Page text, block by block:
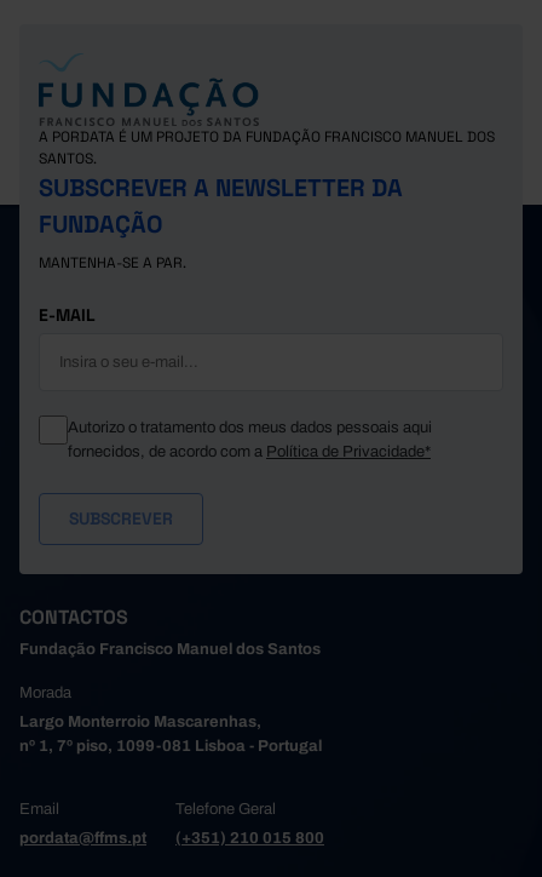
A PORDATA É UM PROJETO DA FUNDAÇÃO FRANCISCO MANUEL DOS
SANTOS.
SUBSCREVER A NEWSLETTER DA
FUNDAÇÃO
MANTENHA-SE A PAR.
E-MAIL
Autorizo o tratamento dos meus dados pessoais aqui
fornecidos, de acordo com a Política de Privacidade*
CONTACTOS
Fundação Francisco Manuel dos Santos
Morada
Largo Monterroio Mascarenhas,
nº 1, 7º piso, 1099-081 Lisboa - Portugal
Email
pordata@ffms.pt
Telefone Geral
(+351) 210 015 800